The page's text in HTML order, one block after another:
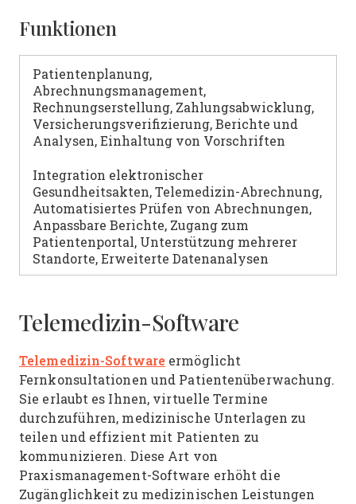
Funktionen
Patientenplanung,
Abrechnungsmanagement,
Rechnungserstellung, Zahlungsabwicklung,
Versicherungsverifizierung, Berichte und
Analysen, Einhaltung von Vorschriften
Integration elektronischer
Gesundheitsakten, Telemedizin-Abrechnung,
Automatisiertes Prüfen von Abrechnungen,
Anpassbare Berichte, Zugang zum
Patientenportal, Unterstützung mehrerer
Standorte, Erweiterte Datenanalysen
Telemedizin-Software
Telemedizin-Software ermöglicht
Fernkonsultationen und Patientenüberwachung.
Sie erlaubt es Ihnen, virtuelle Termine
durchzuführen, medizinische Unterlagen zu
teilen und effizient mit Patienten zu
kommunizieren. Diese Art von
Praxismanagement-Software erhöht die
Zugänglichkeit zu medizinischen Leistungen